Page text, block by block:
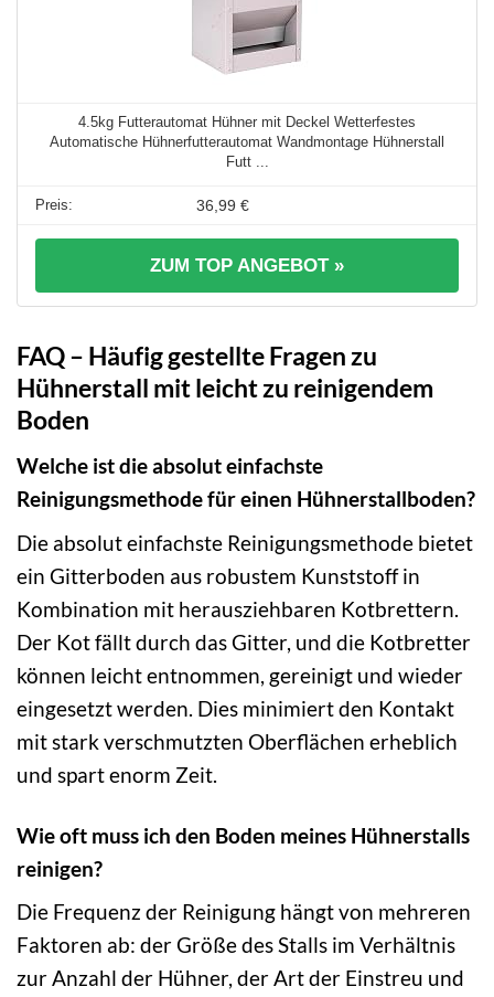
4.5kg Futterautomat Hühner mit Deckel Wetterfestes
Automatische Hühnerfutterautomat Wandmontage Hühnerstall
Futt ...
36,99 €
ZUM TOP ANGEBOT »
FAQ – Häufig gestellte Fragen zu
Hühnerstall mit leicht zu reinigendem
Boden
Welche ist die absolut einfachste
Reinigungsmethode für einen Hühnerstallboden?
Die absolut einfachste Reinigungsmethode bietet
ein Gitterboden aus robustem Kunststoff in
Kombination mit herausziehbaren Kotbrettern.
Der Kot fällt durch das Gitter, und die Kotbretter
können leicht entnommen, gereinigt und wieder
eingesetzt werden. Dies minimiert den Kontakt
mit stark verschmutzten Oberflächen erheblich
und spart enorm Zeit.
Wie oft muss ich den Boden meines Hühnerstalls
reinigen?
Die Frequenz der Reinigung hängt von mehreren
Faktoren ab: der Größe des Stalls im Verhältnis
zur Anzahl der Hühner, der Art der Einstreu und